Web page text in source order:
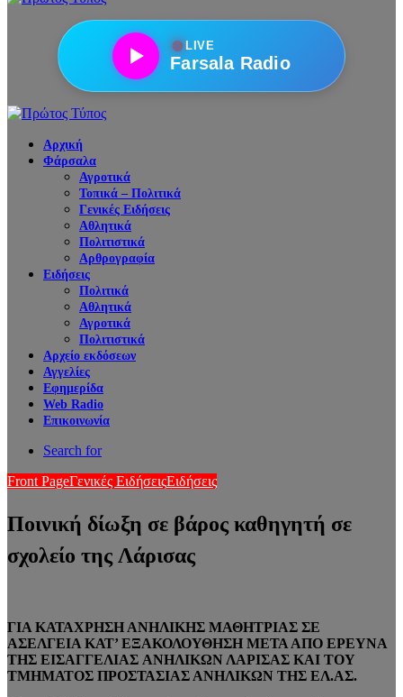
●LIVE
Farsala Radio
Αρχική
Φάρσαλα
Αγροτικά
Τοπικά – Πολιτικά
Γενικές Ειδήσεις
Αθλητικά
Πολιτιστικά
Αρθρογραφία
Ειδήσεις
Πολιτικά
Αθλητικά
Αγροτικά
Πολιτιστικά
Αρχείο εκδόσεων
Αγγελίες
Εφημερίδα
Web Radio
Επικοινωνία
Search for
Front PageΓενικές ΕιδήσειςΕιδήσεις
Ποινική δίωξη σε βάρος καθηγητή σε
σχολείο της Λάρισας
ΓΙΑ ΚΑΤΑΧΡΗΣΗ ΑΝΗΛΙΚΗΣ ΜΑΘΗΤΡΙΑΣ ΣΕ
ΑΣΕΛΓΕΙΑ ΚΑΤ’ ΕΞΑΚΟΛΟΥΘΗΣΗ ΜΕΤΑ ΑΠΟ ΕΡΕΥΝΑ
ΤΗΣ ΕΙΣΑΓΓΕΛΙΑΣ ΑΝΗΛΙΚΩΝ ΛΑΡΙΣΑΣ ΚΑΙ ΤΟΥ
ΤΜΗΜΑΤΟΣ ΠΡΟΣΤΑΣΙΑΣ ΑΝΗΛΙΚΩΝ ΤΗΣ ΕΛ.ΑΣ.